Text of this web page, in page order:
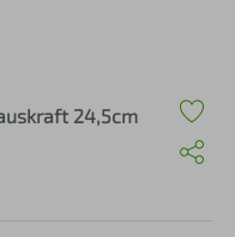
24,5cm